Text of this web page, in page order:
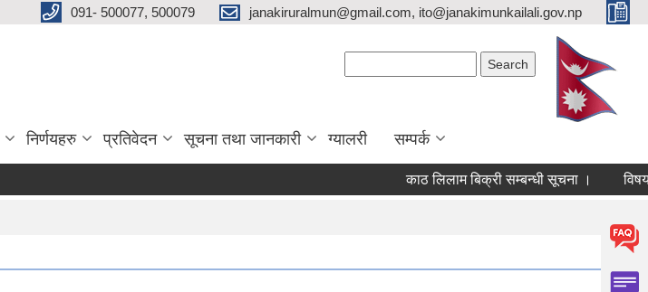
091- 500077, 500079 janakiruralmun@gmail.com, ito@janakimunkailali.gov.np
निर्णयहरु प्रतिवेदन सूचना तथा जानकारी ग्यालरी सम्पर्क
काठ लिलाम बिक्री सम्बन्धी सूचना ।